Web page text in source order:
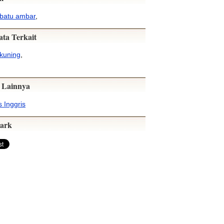
batu ambar,
Terkait
Inggris